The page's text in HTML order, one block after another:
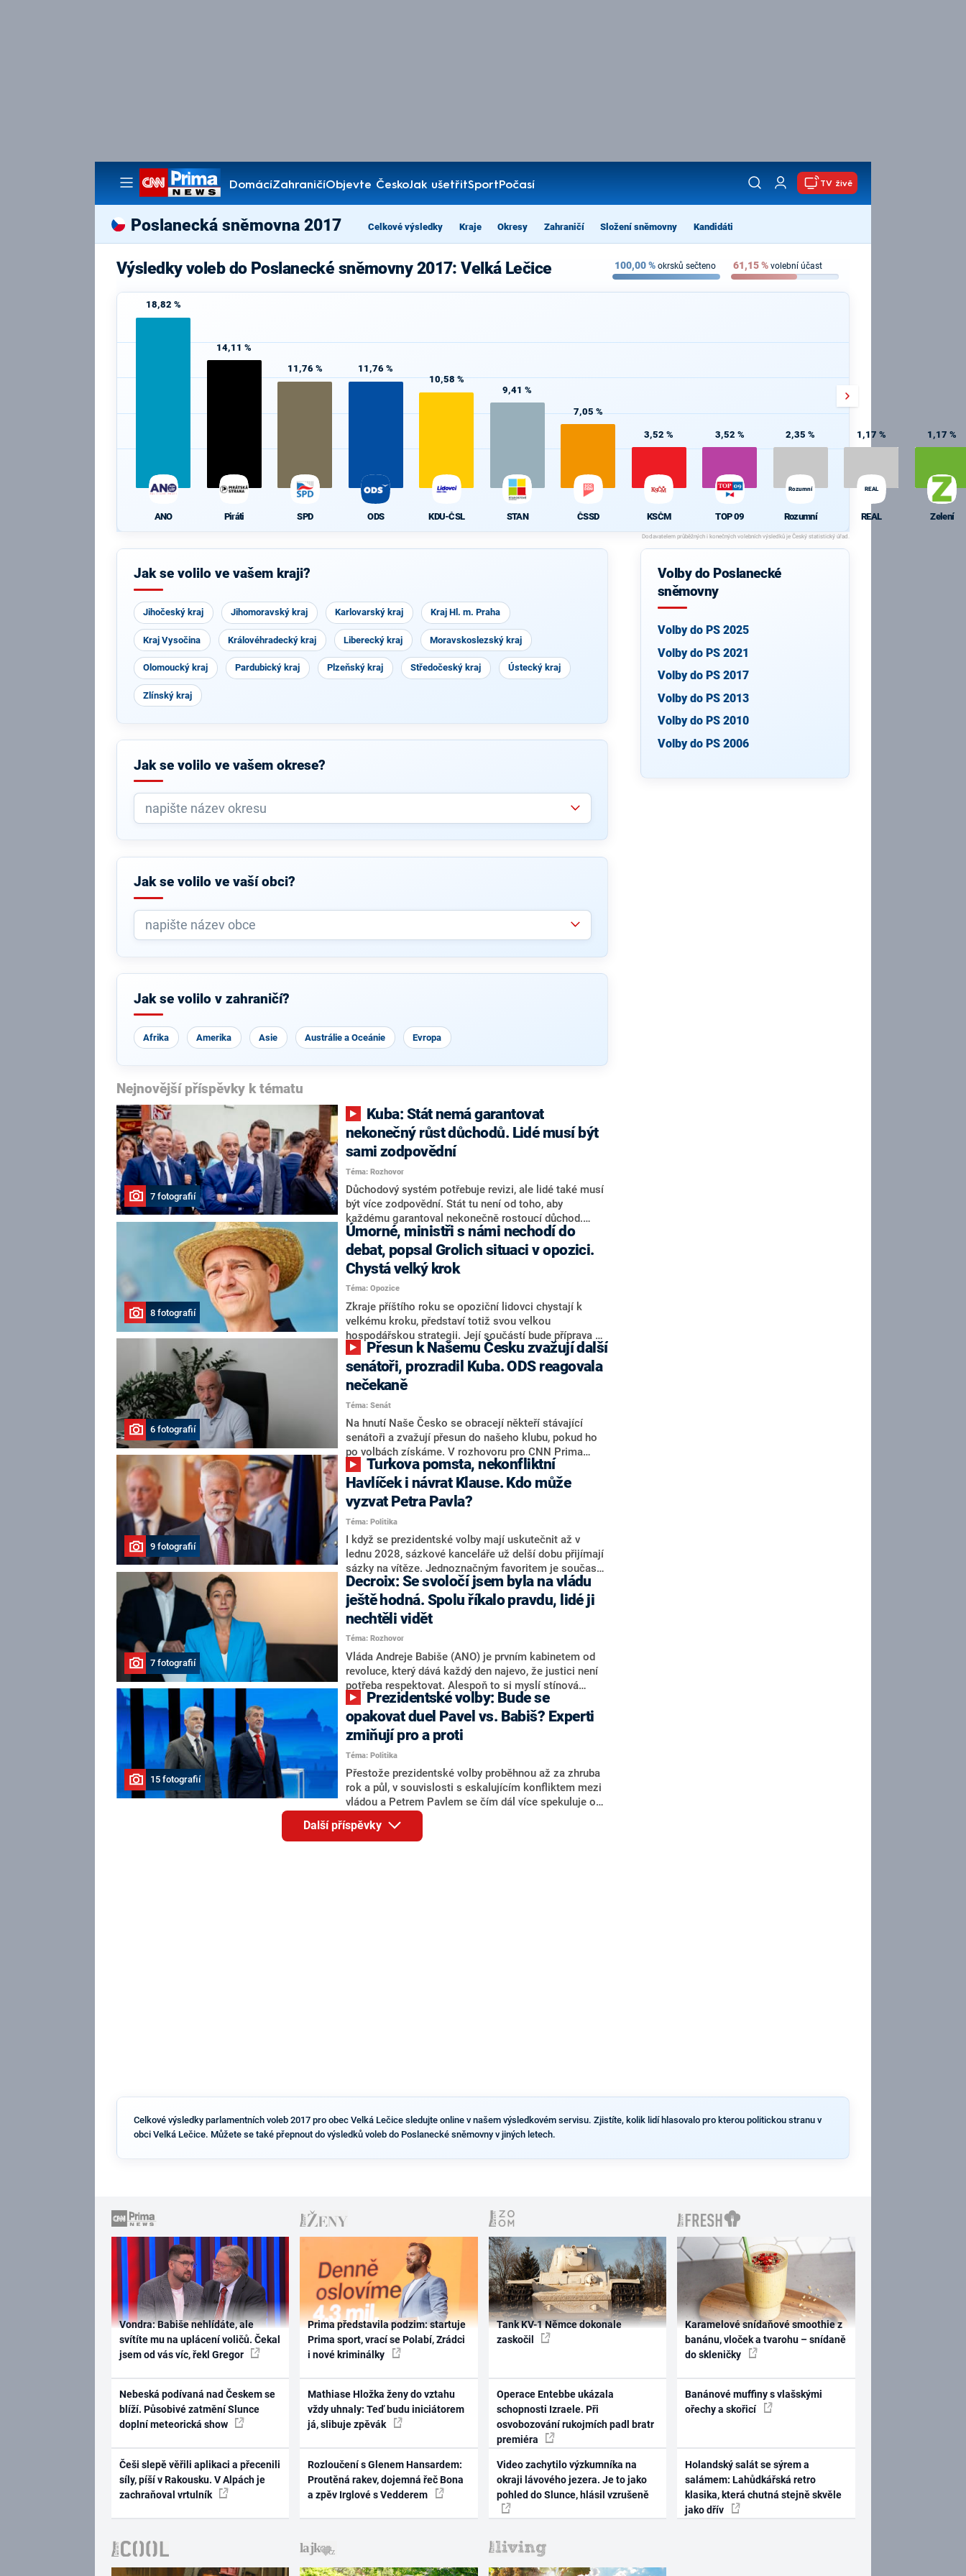
DomácíZahraničíObjevte ČeskoJak ušetřitSportPočasí
Pořady
TV živě
Poslanecká sněmovna 2017 Celkové výsledky Kraje Okresy Zahraničí Složení sněmovny Kandidáti
Výsledky voleb do Poslanecké sněmovny 2017: Velká Lečice 100,00% okrsků sečteno 61,15% volební účast
18,82 %
ANO
14,11 %
Piráti
11,76 %
SPD
11,76 %
ODS
10,58 %
KDU-ČSL
9,41 %
STAN
7,05 %
ČSSD
3,52 %
KSČM
3,52 %
TOP 09
2,35 %
Rozumní
Rozumní
1,17 %
REAL
REAL
1,17 %
Zelení
Jak se volilo ve vašem kraji?
Jihočeský kraj Jihomoravský kraj Karlovarský kraj Kraj Hl. m. Praha
Kraj Vysočina Královéhradecký kraj Liberecký kraj Moravskoslezský kraj
Olomoucký kraj Pardubický kraj Plzeňský kraj Středočeský kraj Ústecký kraj
Zlínský kraj
Jak se volilo ve vašem okrese?
Jak se volilo ve vaší obci?
Jak se volilo v zahraničí?
Afrika Amerika Asie Austrálie a Oceánie Evropa
Nejnovější příspěvky k tématu
7 fotografií
nekonečný růst důchodů. Lidé musí být
sami zodpovědní
Téma: Rozhovor
Důchodový systém potřebuje revizi, ale lidé také musí
být více zodpovědní. Stát tu není od toho, aby
každému garantoval nekonečně rostoucí důchod.
Chybí tu nový systém a my ho představíme,řekl
hejtman Jihočeského kraje a předseda hnutí Naše
Česko Martin Kuba v rozhovoru pro CNN Prima NEWS.
V čele státu pak podle něj nemůže být člověk, který by
střetem zájmů omezoval čerpání financí a rozvoj,
dodal. Řešení u Andreje Babiše ale hodnotit nechtěl.
8 fotografií
Úmorné, ministři s námi nechodí do
debat, popsal Grolich situaci v opozici.
Chystá velký krok
Téma: Opozice
Zkraje příštího roku se opoziční lidovci chystají k
velkému kroku, představí totiž svou velkou
hospodářskou strategii. Její součástí bude příprava na
stárnutí populace, řekl ve středu na setkání s novináři
nový předseda lidovců Jan Grolich. Ten zároveň v
senátních volbách kandiduje ve Vyškově. Popsal i
aktivitu opozice, o níž vládní strany nebo političtí
komentátoři mluví jako o slabé a v defenzivě. „Je to
úmorná práce upozorňovat na chyby vlády. Ministři s
námi navíc nechodí do debat. Chceme ale ukazovat
svoje témata,“ odpověděl Grolich na dotaz CNN Prima
NEWS.
6 fotografií
senátoři, prozradil Kuba. ODS reagovala
nečekaně
Téma: Senát
Na hnutí Naše Česko se obracejí někteří stávající
senátoři a zvažují přesun do našeho klubu, pokud ho
po volbách získáme. V rozhovoru pro CNN Prima
NEWS to řekl zakladatel hnutí a jihočeský hejtman
Martin Kuba. Konkrétní nebyl, ale získat by takto mohl
například senátora Zdeňka Hrabu, který je dnes
součástí klubu ODS a TOP 09. Hraba to na dotaz
redakce nevyloučil. Předseda klubu senátorů ODS
Zdeněk Nytra redakci řekl, že počítá s odchodem
některých senátorů z klubu a že Naše Česko není
nepřítel, ale soupeř.
9 fotografií
Havlíček i návrat Klause. Kdo může
vyzvat Petra Pavla?
Téma: Politika
I když se prezidentské volby mají uskutečnit až v
lednu 2028, sázkové kanceláře už delší dobu přijímají
sázky na vítěze. Jednoznačným favoritem je současná
hlava státu Petr Pavel. Daleko za ním pak bookmakeři
zmiňují dva výrazné politiky ANO, tedy premiéra
Andreje Babiše a ministra průmyslu Karla Havlíčka.
Oblíbeným tipem samotných sázkařů je poslanec za
Motoristy Filip Turek. Politolog Jan Kubáček nicméně
o případné kandidatuře kohokoliv ze zmíněné trojice
značně pochybuje. Podle něj současná koalice dosud
nemá osobu, která by Pavlovi mohla konkurovat.
7 fotografií
Decroix: Se svoločí jsem byla na vládu
ještě hodná. Spolu říkalo pravdu, lidé ji
nechtěli vidět
Téma: Rozhovor
Vláda Andreje Babiše (ANO) je prvním kabinetem od
revoluce, který dává každý den najevo, že justici není
potřeba respektovat. Alespoň to si myslí stínová
ministryně spravedlnosti ODS Eva Decroix. V
rozhovoru pro CNN Prima NEWS si nebrala servítky
ohledně politického výkonu svého nástupce Jeronýma
Tejce (za ANO) či vládní zmocněnkyně pro lidská
práva Taťány Malé (ANO). Označením „svoloč“ na
adresu vlády prý byla ještě hodná. Decroix se také
vrátila k volební porážce koalice Spolu či promluvila o
hnutí Naše Česko Martina Kuby.
15 fotografií
opakovat duel Pavel vs. Babiš? Experti
zmiňují pro a proti
Téma: Politika
Přestože prezidentské volby proběhnou až za zhruba
rok a půl, v souvislosti s eskalujícím konfliktem mezi
vládou a Petrem Pavlem se čím dál více spekuluje o
tom, koho by do bitvy o Hrad mohla vyslat současná
koalice. Někteří političtí komentátoři znovu vytahují
jméno premiéra Andreje Babiše (ANO). Jak moc je
Další příspěvky
Volby do Poslanecké
sněmovny
Volby do PS 2025
Volby do PS 2021
Volby do PS 2017
Volby do PS 2013
Volby do PS 2010
Volby do PS 2006
Celkové výsledky parlamentních voleb 2017 pro obec Velká Lečice sledujte online v našem výsledkovém servisu. Zjistíte, kolik lidí hlasovalo pro kterou politickou stranu v
obci Velká Lečice. Můžete se také přepnout do výsledků voleb do Poslanecké sněmovny v jiných letech.
Vondra: Babiše nehlídáte, ale
svítíte mu na uplácení voličů. Čekal
jsem od vás víc, řekl Gregor
Nebeská podívaná nad Českem se
blíží. Působivé zatmění Slunce
doplní meteorická show
Češi slepě věřili aplikaci a přecenili
síly, píší v Rakousku. V Alpách je
zachraňoval vrtulník
Prima představila podzim: startuje
Prima sport, vrací se Polabí, Zrádci
i nové kriminálky
Mathiase Hložka ženy do vztahu
vždy uhnaly: Teď budu iniciátorem
já, slibuje zpěvák
Rozloučení s Glenem Hansardem:
Proutěná rakev, dojemná řeč Bona
a zpěv Irglové s Vedderem
Tank KV-1 Němce dokonale
zaskočil
Operace Entebbe ukázala
schopnosti Izraele. Při
osvobozování rukojmích padl bratr
premiéra
Video zachytilo výzkumníka na
okraji lávového jezera. Je to jako
pohled do Slunce, hlásil vzrušeně
Karamelové snídaňové smoothie z
banánu, vloček a tvarohu – snídaně
do skleničky
Banánové muffiny s vlašskými
ořechy a skořicí
Holandský salát se sýrem a
salámem: Lahůdkářská retro
klasika, která chutná stejně skvěle
jako dřív